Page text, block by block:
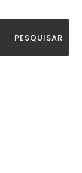
PESQUISAR